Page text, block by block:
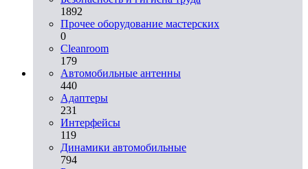
1892
Прочее оборудование мастерских
0
Cleanroom
179
Автомобильные антенны
440
Адаптеры
231
Интерфейсы
119
Динамики автомобильные
794